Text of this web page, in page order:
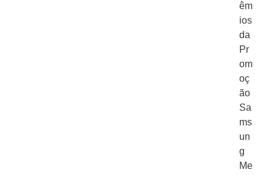
êm
ios
da
Pr
om
oç
ão
Sa
ms
un
g
Me